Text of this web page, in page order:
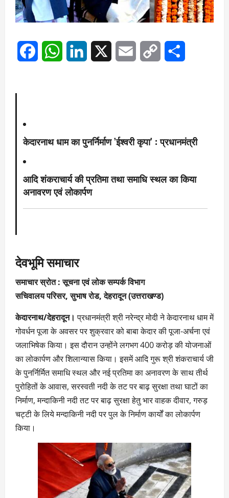
FacebookWhatsAppLinkedIn Email
Copy
केदारनाथ धाम का पुनर्निर्माण ’ईश्वरी कृपा’ : प्रधानमंत्री
आदि शंकराचार्य की प्रतिमा तथा समाधि स्थल का किया
अनावरण एवं लोकार्पण
देवभूमि समाचार
समाचार स्रोत : सूचना एवं लोक सम्पर्क विभाग
सचिवालय परिसर, सुभाष रोड, देहरादून (उत्तराखण्ड)
केदारनाथ/देहरादून। प्रधानमंत्री श्री नरेन्द्र मोदी ने केदारनाथ धाम में
गोवर्धन पूजा के अवसर पर शुक्रवार को बाबा केदार की पूजा-अर्चना एवं
जलाभिषेक किया। इस दौरान उन्होंने लगभग 400 करोड़ की योजनाओं
का लोकार्पण और शिलान्यास किया। इसमें आदि गुरू श्री शंकराचार्य जी
के पुनर्निर्मित समाधि स्थल और नई प्रतिमा का अनावरण के साथ तीर्थ
पुरोहितों के आवास, सरस्वती नदी के तट पर बाढ़ सुरक्षा तथा घाटों का
निर्माण, मन्दाकिनी नदी तट पर बाढ़ सुरक्षा हेतु भार वाहक दीवार, गरुड़
चट्टी के लिये मन्दाकिनी नदी पर पुल के निर्माण कार्यों का लोकार्पण
किया।